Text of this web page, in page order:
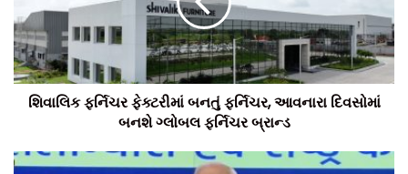
₹300 ની સ્ટેમ્પ ડ્યૂટી વસુલ થશે. (લિનિયલ વારસદારો અથવા તેમની
ગેરહાજરીમાં કોલેટરલ વારસદારો માટે).
તે ઉપરાંત, કૃષિ જમીન સંબંધિત જોગવાઈઓ હેઠળ—જો લિનિયલ
વારસદાર જીવિત ન હોય, તો કોલેટરલ વારસદારોના હિતમાં હકો છોડવા,
જીવનકાળ દરમિયાન નામ અથવા હક દાખલ કરવા તેમજ જમીનની
શિવાલિક ફર્નિચર ફેક્ટરીમાં બનતું ફર્નિચર, આવનારા દિવસોમાં
બનશે ગ્લોબલ ફર્નિચર બ્રાન્ડ